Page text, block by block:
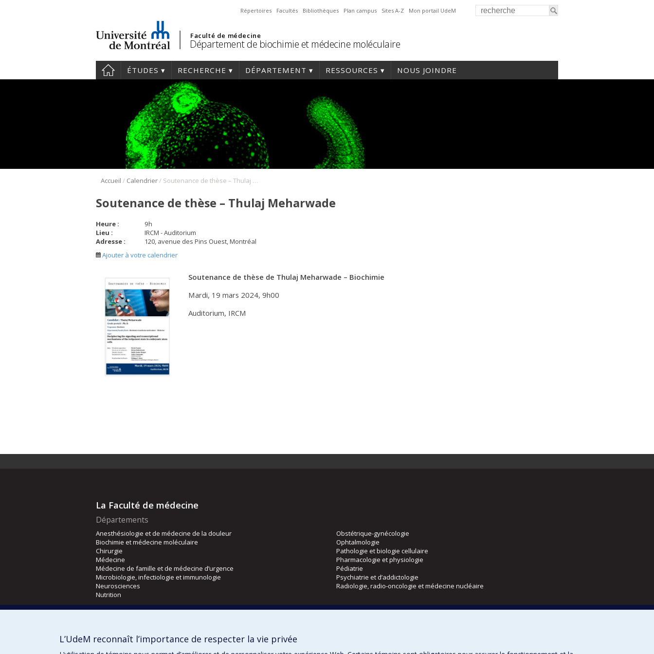
Répertoires Facultés Bibliothèques Plan campus Sites A-Z Mon portail UdeM
Faculté de médecine
Département de biochimie et médecine moléculaire
ÉTUDES RECHERCHE DÉPARTEMENT RESSOURCES NOUS JOINDRE
Accueil / Calendrier/ Soutenance de thèse – Thulaj Meharwade
Soutenance de thèse – Thulaj Meharwade
Heure : 9h
Lieu :
IRCM - Auditorium
Adresse :
120, avenue des Pins Ouest, Montréal
Ajouter à votre calendrier
Soutenance de thèse de Thulaj Meharwade – Biochimie
Mardi, 19 mars 2024, 9h00
Auditorium, IRCM
La Faculté de médecine
Départements
Anesthésiologie et de médecine de la douleur
Biochimie et médecine moléculaire
Chirurgie
Médecine
Médecine de famille et de médecine d’urgence
Microbiologie, infectiologie et immunologie
Neurosciences
Nutrition
Obstétrique-gynécologie
Ophtalmologie
Pathologie et biologie cellulaire
Pharmacologie et physiologie
Pédiatrie
Psychiatrie et d’addictologie
Radiologie, radio-oncologie et médecine nucléaire
Orthophonie et audiologie
L’UdeM reconnaît l’importance de respecter la vie privée